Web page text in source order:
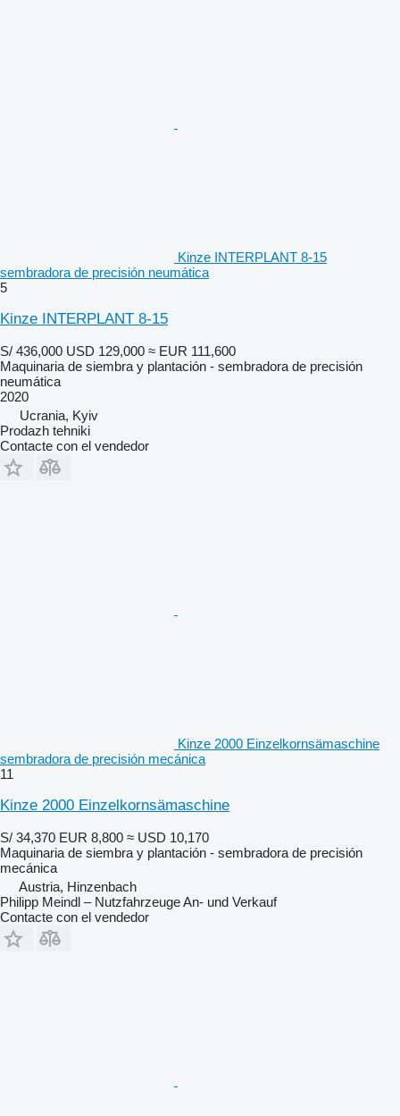
Kinze INTERPLANT 8-15
sembradora de precisión neumática
5
Kinze INTERPLANT 8-15
S/ 436,000 USD 129,000 ≈ EUR 111,600
Maquinaria de siembra y plantación - sembradora de precisión
neumática
2020
Ucrania, Kyiv
Prodazh tehniki
Contacte con el vendedor
Kinze 2000 Einzelkornsämaschine
sembradora de precisión mecánica
11
Kinze 2000 Einzelkornsämaschine
S/ 34,370 EUR 8,800 ≈ USD 10,170
Maquinaria de siembra y plantación - sembradora de precisión
mecánica
Austria, Hinzenbach
Philipp Meindl – Nutzfahrzeuge An- und Verkauf
Contacte con el vendedor